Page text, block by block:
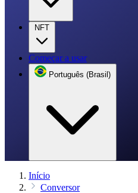
NFT
Começar a usar
Português (Brasil)
Início
Conversor